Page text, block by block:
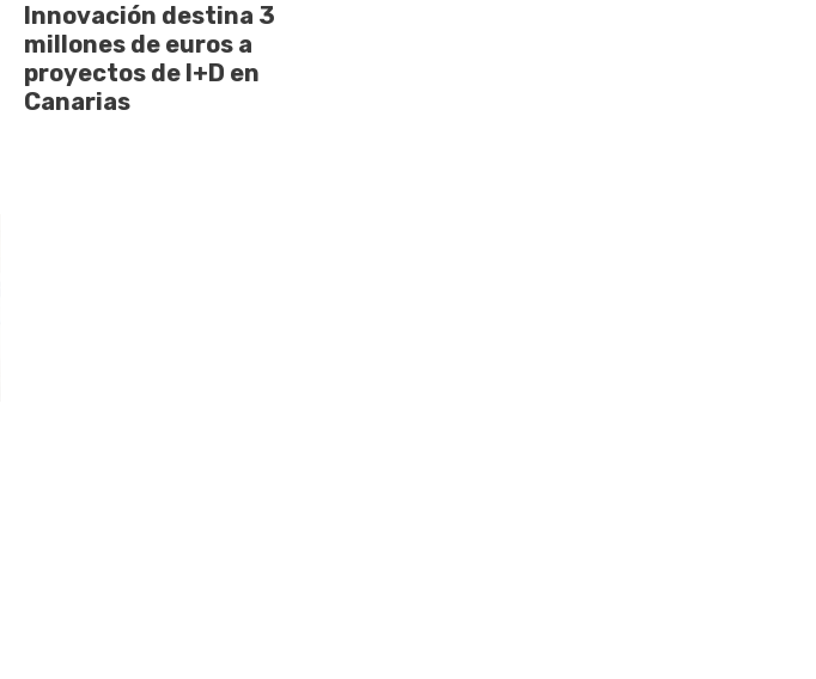
Innovación destina 3
millones de euros a
proyectos de I+D en
Canarias